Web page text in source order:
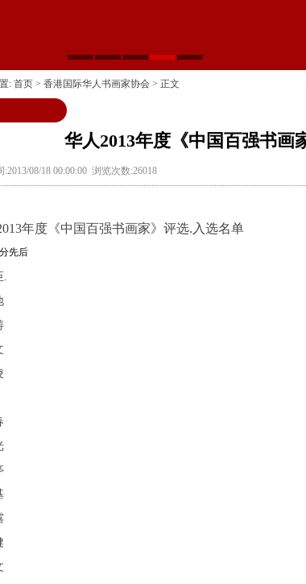
: 首页 > 香港国际华人书画家协会 > 正文
华人2013年度《中国百强书画
:2013/08/18 00:00:00 浏览次数:26018
年度《中国百强书画家》评选. 入选名单
先后
.